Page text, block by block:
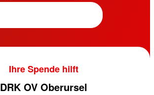
Ihre Spende hilft
DRK OV Oberursel